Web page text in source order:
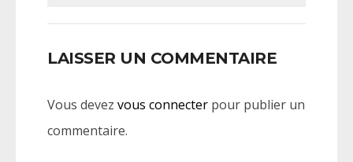
LAISSER UN COMMENTAIRE
Vous devez vous connecter pour publier un
commentaire.